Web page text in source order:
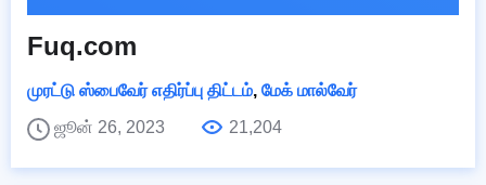
Fuq.com
முரட்டு ஸ்பைவேர் எதிர்ப்பு திட்டம், மேக் மால்வேர்
ஜூன் 26, 2023
21,204